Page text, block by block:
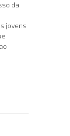
da
jovens